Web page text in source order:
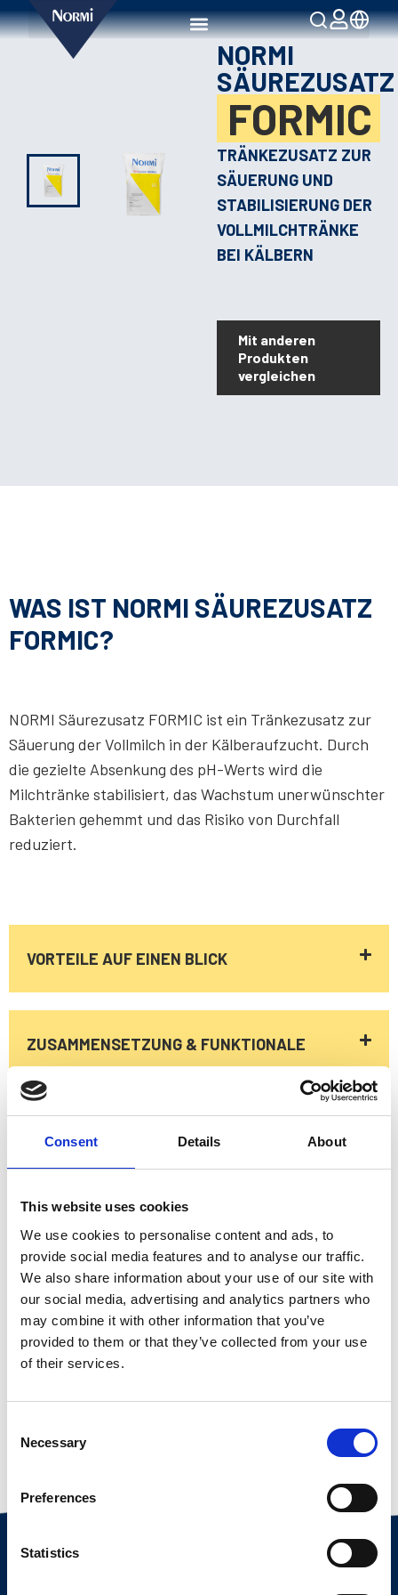
Consent Details About
This website uses cookies
We use cookies to personalise content and ads, to
provide social media features and to analyse our traffic.
We also share information about your use of our site with
our social media, advertising and analytics partners who
may combine it with other information that you’ve
provided to them or that they’ve collected from your use
of their services.
Selection
Necessary
Preferences
Statistics
NORMI
SÄUREZUSATZ
FORMIC
TRÄNKEZUSATZ ZUR
SÄUERUNG UND
STABILISIERUNG DER
VOLLMILCHTRÄNKE
BEI KÄLBERN
Mit anderen
Produkten
vergleichen
WAS IST NORMI SÄUREZUSATZ
FORMIC?
NORMI Säurezusatz FORMIC ist ein Tränkezusatz zur
Säuerung der Vollmilch in der Kälberaufzucht. Durch
die gezielte Absenkung des pH-Werts wird die
Milchtränke stabilisiert, das Wachstum unerwünschter
Bakterien gehemmt und das Risiko von Durchfall
reduziert.
VORTEILE AUF EINEN BLICK
NORMI SÄUREZUSATZ
FORMIC?
stabilisiert die Vollmilchtränke durch
gezielte pH-Absenkung
verringert das Wachstum schädlicher
Bakterien in der Milch
reduziert das Risiko
bakterienbedingter Durchfälle
verbessert die hygienische Qualität
Verdauung und Nährstoffaufnahme
ZUSAMMENSETZUNG & FUNKTIONALE
ZUSÄTZE
WELCHE INHALTSSTOFFE
ENTHÄLT NORMI
SÄUREZUSATZ FORMIC?
NORMI Fitmacher FORMIC basiert auf einer
Kombination organischer Säuren zur
Stabilisierung der Milchtränke.
WANN WIRD NORMI
SÄUREZUSATZ FORMIC
EINGESETZT?
zur Stabilisierung der Vollmilchtränke
ZUBEREITUNG & DOSIERUNG
WIE WIRD NORMI
SÄUREZUSATZ FORMIC
ZUBEREITET UND DOSIERT?
Sack erhältlich.
– 10 g NORMI Säurezusatz FORMIC pro Liter
– Anrührtemperatur: 30 – 35 °C
BESONDERHEITEN
BESONDERHEITEN VON
NORMI SÄUREZUSATZ
KÄLBERAUFZUCHT:
Stabilisierung der Vollmilch
PRAKTISCHE HINWEISE
NORMI SÄUREZUSATZ